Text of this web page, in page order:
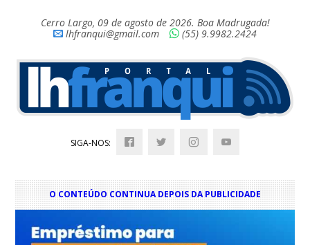
Cerro Largo, 09 de agosto de 2026. Boa Madrugada!
lhfranqui@gmail.com
(55) 9.9982.2424
SIGA-NOS:
O CONTEÚDO CONTINUA DEPOIS DA PUBLICIDADE